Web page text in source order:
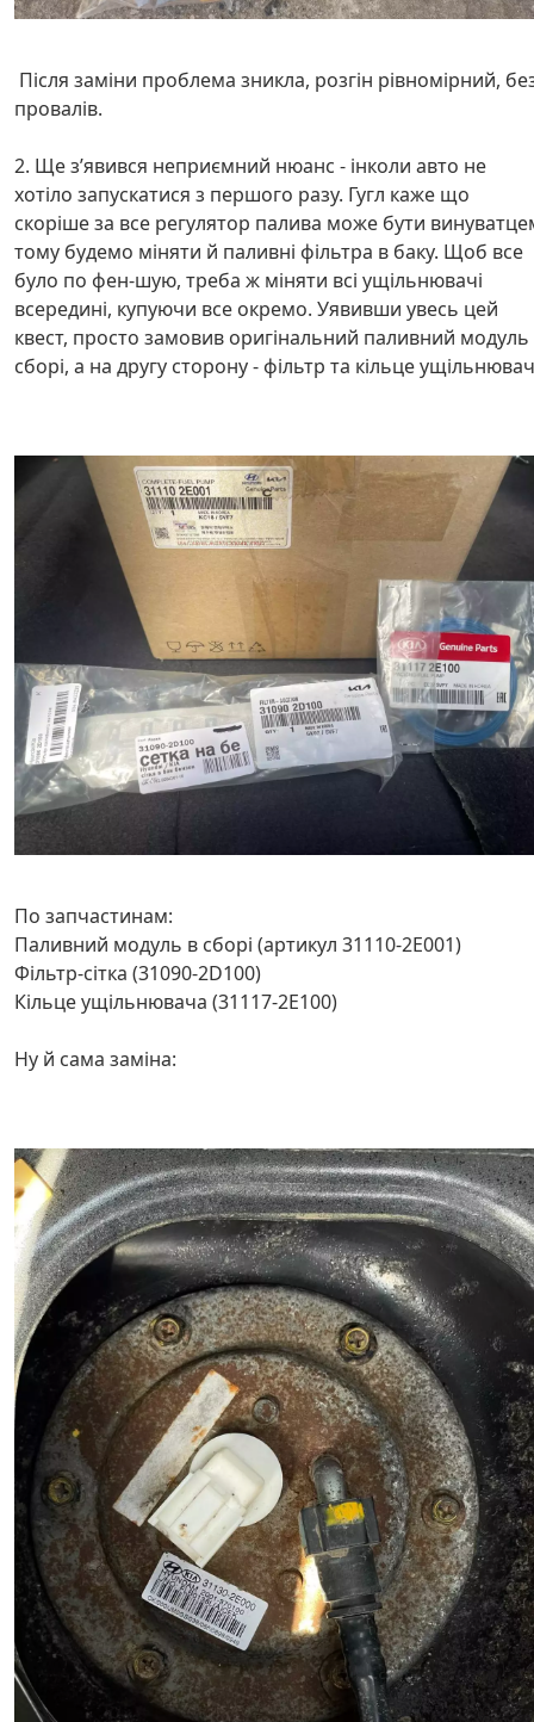
Після заміни проблема зникла, розгін рівномірний,
провалів.
2. Ще зʼявився неприємний нюанс - інколи авто не
хотіло запускатися з першого разу. Гугл каже що
скоріше за все регулятор палива може бути
тому будемо міняти й паливні фільтра в баку. Щоб все
було по фен-шую, треба ж міняти всі ущільнювачі
всередині, купуючи все окремо. Уявивши увесь цей
квест, просто замовив оригінальний паливний модуль
сборі, а на другу сторону - фільтр та кільце
По запчастинам:
Паливний модуль в сборі (артикул 31110-2Е001)
Фільтр-сітка (31090-2D100)
Кільце ущільнювача (31117-2Е100)
Ну й сама заміна: